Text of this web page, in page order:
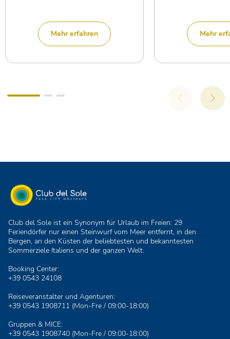
Mehr erfahren Mehr
Club del Sole ist ein Synonym für Urlaub im Freien: 29
Feriendörfer nur einen Steinwurf vom Meer entfernt, in den
Bergen, an den Küsten der beliebtesten und bekanntesten
Sommerziele Italiens und der ganzen Welt.
Booking Center:
+39 0543 24108
Reiseveranstalter und Agenturen:
+39 0543 1908711 (Mon-Fre / 09:00-18:00)
Gruppen & MICE:
+39 0543 1908740 (Mon-Fre / 09:00-18:00)